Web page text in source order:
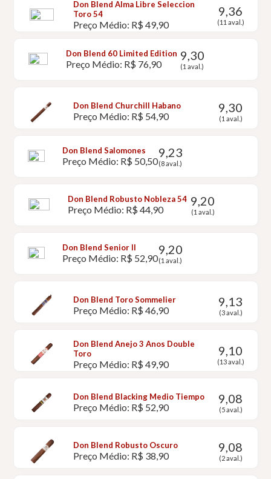
Don Blend Alma Libre Seleccion
Toro 54
Preço Médio: R$ 49,90
9,36
(11 aval.)
Don Blend 60 Limited Edition
Preço Médio: R$ 76,90
9,30
(1 aval.)
Don Blend Churchill Habano
Preço Médio: R$ 54,90
9,30
(1 aval.)
Don Blend Salomones
Preço Médio: R$ 50,50
9,23
(8 aval.)
Don Blend Robusto Nobleza 54
Preço Médio: R$ 44,90
9,20
(1 aval.)
Don Blend Senior II
Preço Médio: R$ 52,90
9,20
(1 aval.)
Don Blend Toro Sommelier
Preço Médio: R$ 46,90
9,13
(3 aval.)
Don Blend Anejo 3 Anos Double
Toro
Preço Médio: R$ 49,90
9,10
(13 aval.)
Don Blend Blacking Medio Tiempo
Preço Médio: R$ 52,90
9,08
(5 aval.)
Don Blend Robusto Oscuro
Preço Médio: R$ 38,90
9,08
(2 aval.)